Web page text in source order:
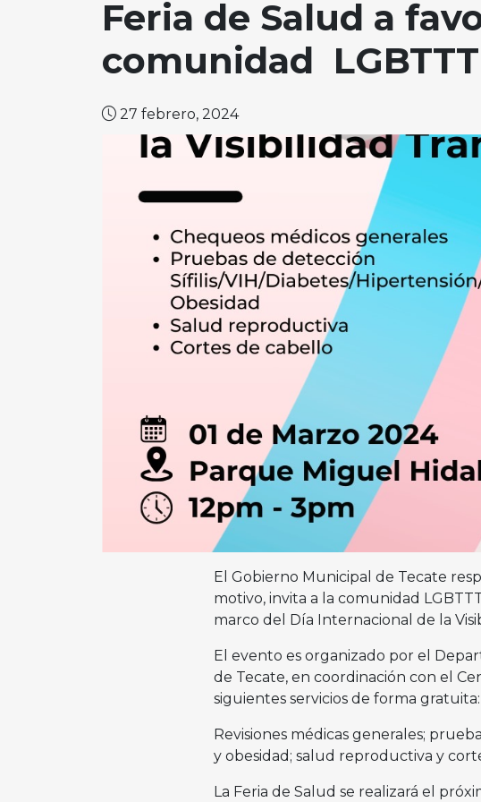
Feria de Salud a
comunidad
27 febrero, 2024
El Gobierno Municipal de Tecate
motivo, invita a la comunidad
marco del Día Internacional de la
El evento es organizado por el
de Tecate, en coordinación con el
siguientes servicios de forma gratuita:
Revisiones médicas generales;
y obesidad; salud reproductiva y
La Feria de Salud se realizará el